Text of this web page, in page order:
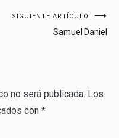
SIGUIENTE ARTÍCULO
Samuel Daniel
no será publicada. Los
con *